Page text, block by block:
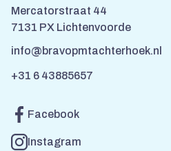
Mercatorstraat 44
7131 PX Lichtenvoorde
info@bravopmtachterhoek.nl
+31 6 43885657
Facebook
Instagram